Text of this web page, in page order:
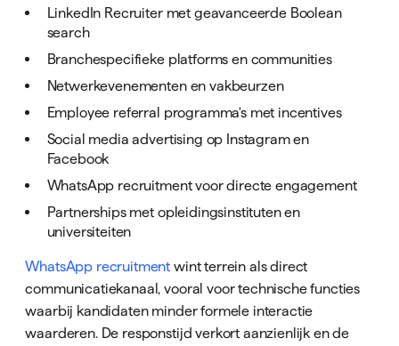
LinkedIn Recruiter met geavanceerde Boolean
search
Branchespecifieke platforms en communities
Netwerkevenementen en vakbeurzen
Employee referral programma's met incentives
Social media advertising op Instagram en
Facebook
WhatsApp recruitment voor directe engagement
Partnerships met opleidingsinstituten en
universiteiten
WhatsApp recruitment wint terrein als direct
communicatiekanaal, vooral voor technische functies
waarbij kandidaten minder formele interactie
waarderen. De responstijd verkort aanzienlijk en de